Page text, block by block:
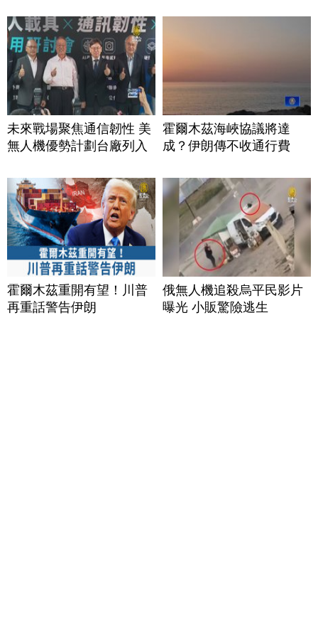
未來戰場聚焦通信韌性 美
無人機優勢計劃台廠列入
霍爾木茲海峽協議將達
成？伊朗傳不收通行費
霍爾木茲重開有望！川普
再重話警告伊朗
俄無人機追殺烏平民影片
曝光 小販驚險逃生